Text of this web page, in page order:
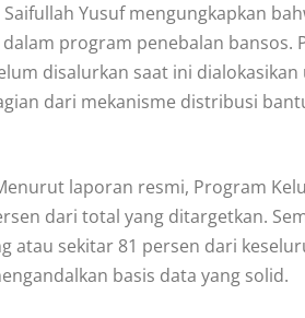
Yusuf mengungkapkan
program penebalan bansos.
disalurkan saat ini
dari mekanisme distribusi
laporan resmi, Program
dari total yang ditargetkan.
sekitar 81 persen dari
basis data yang solid.